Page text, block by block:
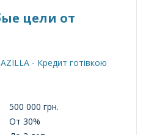
цели от
500 000 грн.
От 30%